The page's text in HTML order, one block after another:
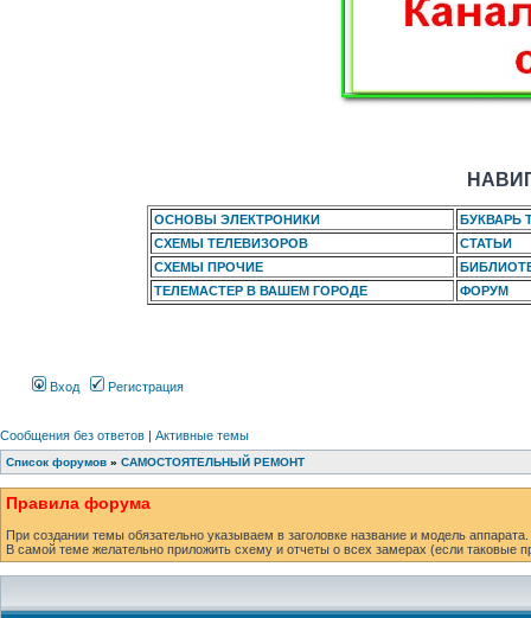
ОСНОВЫ ЭЛЕКТРОНИКИ
БУКВАРЬ
СХЕМЫ ТЕЛЕВИЗОРОВ
СТАТЬИ
СХЕМЫ ПРОЧИЕ
ТЕЛЕМАСТЕР В ВАШЕМ ГОРОДЕ
ФОРУМ
Вход Регистрация
Сообщения без ответов | Активные темы
Список форумов » САМОСТОЯТЕЛЬНЫЙ РЕМОНТ
Правила форума
При создании темы обязательно указываем в заголовке название и модель аппарата.
В самой теме желательно приложить схему и отчеты о всех замерах (если таковые